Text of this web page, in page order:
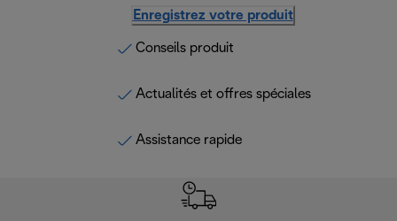
Enregistrez votre produit
Conseils produit
Actualités et offres spéciales
Assistance rapide